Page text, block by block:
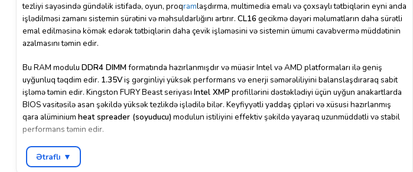
tezliyi sayəsində gündəlik istifadə, oyun, proqramlaşdırma, multimedia emalı və çoxsaylı tətbiqlərin eyni anda
işlədilməsi zamanı sistemin sürətini və məhsuldarlığını artırır. CL16gecikmə dəyəri məlumatların daha sürətli
emal edilməsinə kömək edərək tətbiqlərin daha çevik işləməsini və sistemin ümumi cavabvermə müddətinin
azalmasını təmin edir.
Bu RAM modulu DDR4 DIMMformatında hazırlanmışdır və müasir Intel və AMD platformaları ilə geniş
uyğunluq təqdim edir. 1.35Viş gərginliyi yüksək performans və enerji səmərəliliyini balanslaşdıraraq sabit
işləmə təmin edir. Kingston FURY Beast seriyası Intel XMP profillərini dəstəklədiyi üçün uyğun anakartlarda
BIOS vasitəsilə asan şəkildə yüksək tezlikdə işlədilə bilər. Keyfiyyətli yaddaş çipləri və xüsusi hazırlanmış
qara alüminium heat spreader (soyuducu) modulun istiliyini effektiv şəkildə yayaraq uzunmüddətli və stabil
performans təmin edir.
Kingston FURY Beast Black seriyası həm oyun həvəskarları, həm də peşəkar istifadəçilər üçün etibarlı seçim
hesab olunur. Kompüterin açılış sürətini artırmaq, proqramların daha sürətli işləməsini təmin etmək və ümumi
Ətraflı ▼